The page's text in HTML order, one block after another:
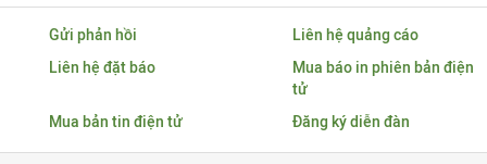
Gửi phản hồi
Liên hệ quảng cáo
Liên hệ đặt báo
Mua báo in phiên bản điện
tử
Mua bản tin điện tử
Đăng ký diễn đàn